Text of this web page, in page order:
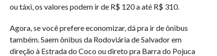
ou táxi, os valores podem ir de R$ 120 a até R$ 310.
Agora, se você prefere economizar, dá pra ir de ônibus
também. Saem ônibus da Rodoviária de Salvador em
direção à Estrada do Coco ou direto pra Barra do Pojuca